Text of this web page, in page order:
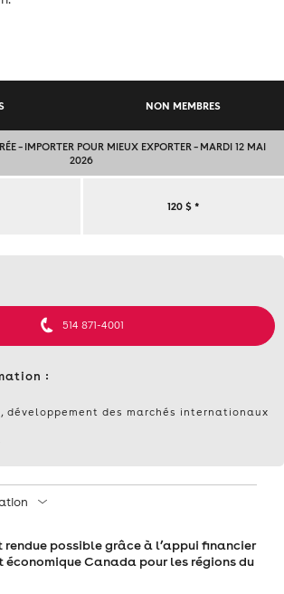
NON MEMBRES
– IMPORTER POUR MIEUX EXPORTER – MARDI 12 MAI
2026
120 $ *
514 871-4001
:
développement des marchés internationaux
possible grâce à l’appui financier
économique Canada pour les régions du